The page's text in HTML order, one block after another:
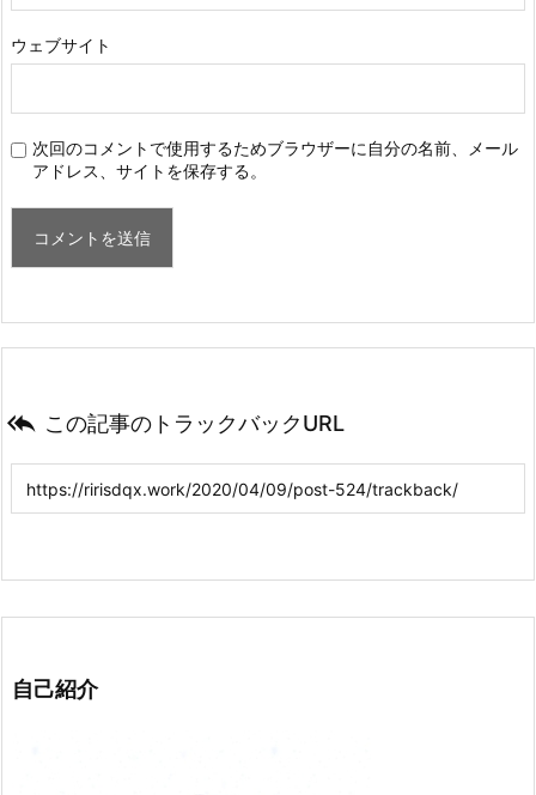
ウェブサイト
次回のコメントで使用するためブラウザーに自分の名前、メール
アドレス、サイトを保存する。
 この記事のトラックバックURL
自己紹介